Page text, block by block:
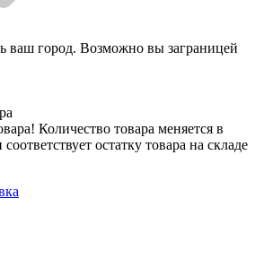
ваш город. Возможно вы заграницей
Количество товара меняется в
остатку товара на складе